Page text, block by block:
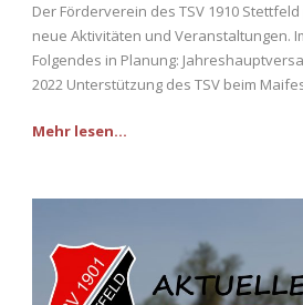
Der Förderverein des TSV 1910
neue Aktivitäten und Veranstaltungen.
Folgendes in Planung:
2022 Unterstützung des TSV beim
Mehr lesen...